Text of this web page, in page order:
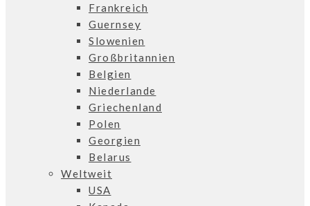
Frankreich
Guernsey
Slowenien
Großbritannien
Belgien
Niederlande
Griechenland
Polen
Georgien
Belarus
Weltweit
USA